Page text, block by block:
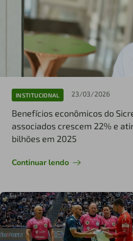
INSTITUCIONAL 23/03/2026
Benefícios econômicos do
associados crescem 22% e
bilhões em 2025
Continuar lendo